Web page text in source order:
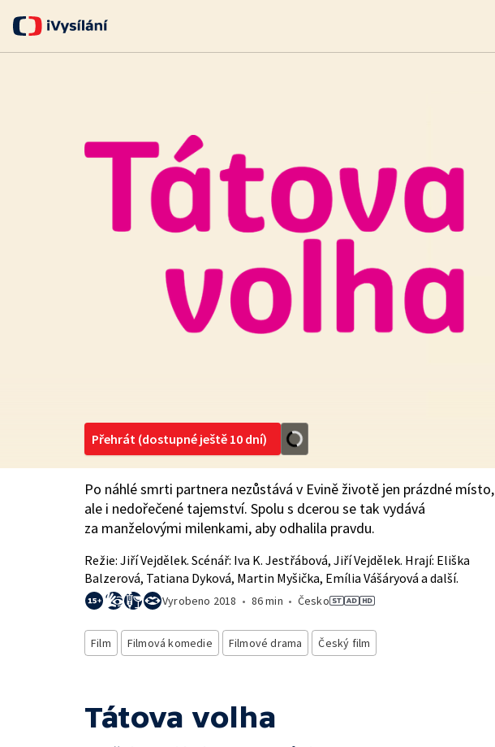
Přehrát (dostupné ještě 10 dní)
Po náhlé smrti partnera nezůstává v Evině životě jen prázdné místo,
ale i nedořečené tajemství. Spolu s dcerou se tak vydává
za manželovými milenkami, aby odhalila pravdu.
Režie: Jiří Vejdělek. Scénář: Iva K. Jestřábová, Jiří Vejdělek. Hrají: Eliška
Balzerová, Tatiana Dyková, Martin Myšička, Emília Vášáryová a další.
Vyrobeno 2018 • 86 min • Česko
Film Filmová komedie Filmové drama Český film
Tátova volha